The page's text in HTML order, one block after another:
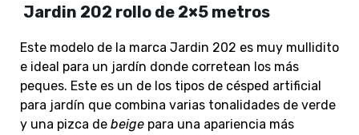
Jardin 202 rollo de 2×5 metros
Este modelo de la marca Jardin 202 es muy mullidito
e ideal para un jardín donde corretean los más
peques. Este es un de los tipos de césped artificial
para jardín que combina varias tonalidades de verde
y una pizca de beige para una apariencia más